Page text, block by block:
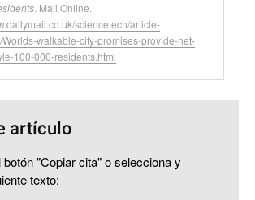
. Mail Online.
sciencetech/article-
walkable-city-promises-provide-net-
100-000-residents.html
artículo
botón "Copiar cita" o selecciona y
texto: